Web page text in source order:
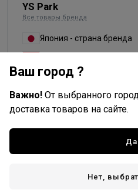
YS Park
Все товары бренда
Япония - страна бренда
Доставка
Стоимость и способы доставки
оформлении заказа.
Ваш город ?
Важно! От выбранного
доставка товаров на сайте.
Да
Нет,